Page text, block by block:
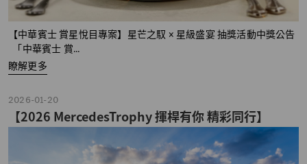
【中華賓士 賞星悅目專案】星芒之馭 × 星級盛宴 抽獎活動中獎公告
「中華賓士 賞...
瞭解更多
2026-01-20
【2026 MercedesTrophy 揮桿有你 精彩同行】